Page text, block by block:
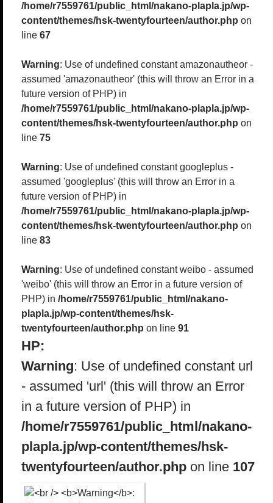
/home/r7559761/public_html/nakano-plapla.jp/wp-
content/themes/hsk-twentyfourteen/author.php on
line 67
Warning: Use of undefined constant amazonautheor -
assumed 'amazonautheor' (this will throw an Error in a
future version of PHP) in
/home/r7559761/public_html/nakano-plapla.jp/wp-
content/themes/hsk-twentyfourteen/author.php on
line 75
Warning: Use of undefined constant googleplus -
assumed 'googleplus' (this will throw an Error in a
future version of PHP) in
/home/r7559761/public_html/nakano-plapla.jp/wp-
content/themes/hsk-twentyfourteen/author.php on
line 83
Warning: Use of undefined constant weibo - assumed
'weibo' (this will throw an Error in a future version of
PHP) in /home/r7559761/public_html/nakano-
plapla.jp/wp-content/themes/hsk-
twentyfourteen/author.php on line 91
HP:
Warning: Use of undefined constant url
- assumed 'url' (this will throw an Error
in a future version of PHP) in
/home/r7559761/public_html/nakano-
plapla.jp/wp-content/themes/hsk-
twentyfourteen/author.php on line 107